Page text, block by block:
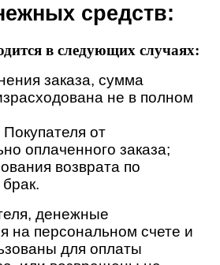
средств:
в следующих случаях:
заказа, сумма
не в полном
от
оплаченного заказа;
возврата по
денежные
на персональном счете и
для оплаты